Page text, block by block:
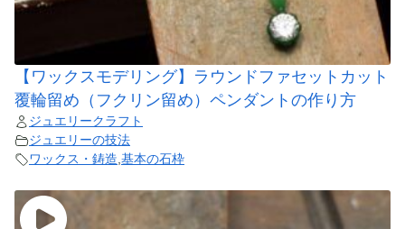
【ワックスモデリング】ラウンドファセットカット
覆輪留め（フクリン留め）ペンダントの作り方
ジュエリークラフト
ジュエリーの技法
ワックス・鋳造 基本の石枠